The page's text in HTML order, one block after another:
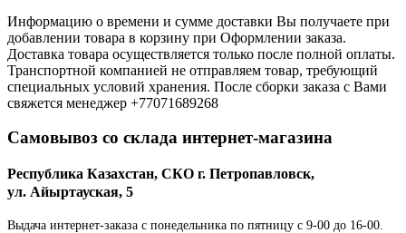
Информацию о времени и сумме доставки Вы получаете при
добавлении товара в корзину при Оформлении заказа.
Доставка товара осуществляется только после полной оплаты.
Транспортной компанией не отправляем товар, требующий
специальных условий хранения. После сборки заказа с Вами
свяжется менеджер +77071689268
Самовывоз со склада интернет-магазина
Республика Казахстан, СКО г. Петропавловск,
ул. Айыртауская, 5
Выдача интернет-заказа с понедельника по пятницу с 9-00 до 16-00.